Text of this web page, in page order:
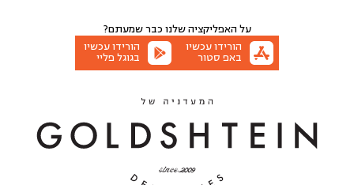
הוספה לסל
על האפליקציה שלנו כבר שמעתם?
הורידו עכשיו
באפ סטור
הורידו עכשיו
בגוגל פליי